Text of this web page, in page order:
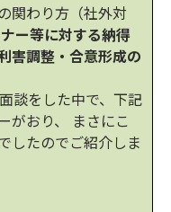
関わり方（社外対
ー等に対する納得
害調整・合意形成の
談をした中で、下記
がおり、 まさにこ
したのでご紹介しま